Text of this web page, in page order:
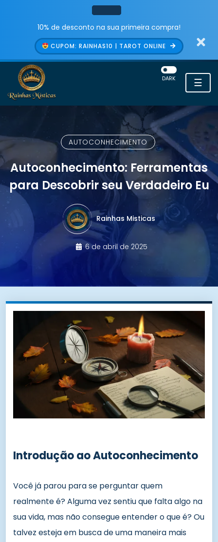
10% de desconto na sua primeira compra!
CUPOM: RAINHAS10 | TAROT ONLINE
☰
DARK
AUTOCONHECIMENTO
Autoconhecimento: Ferramentas
para Descobrir seu Verdadeiro Eu
Rainhas Misticas
6 de abril de 2025
Introdução ao Autoconhecimento
Você já parou para se perguntar quem
realmente é? Alguma vez sentiu que falta algo na
sua vida, mas não consegue entender o que é? Ou
talvez esteja em busca de uma maneira mais